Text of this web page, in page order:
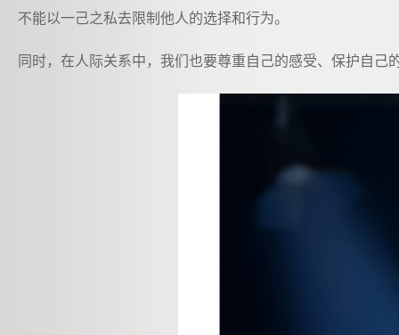
不能以一己之私去限制他人的选择和行为。
同时，在人际关系中，我们也要尊重自己的感受、保护自